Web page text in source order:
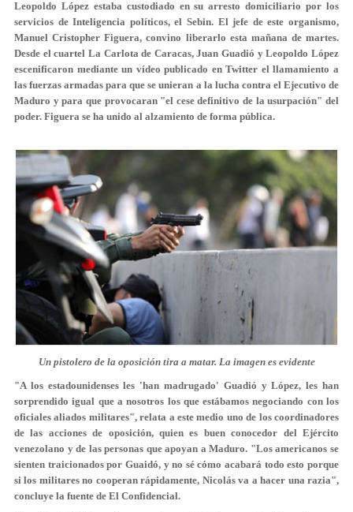
Leopoldo López estaba custodiado en su arresto domiciliario por los
servicios de Inteligencia políticos, el Sebin. El jefe de este organismo,
Manuel Cristopher Figuera, convino liberarlo esta mañana de martes.
Desde el cuartel La Carlota de Caracas, Juan Guadió y Leopoldo López
escenificaron mediante un vídeo publicado en Twitter el llamamiento a
las fuerzas armadas para que se unieran a la lucha contra el Ejecutivo de
Maduro y para que provocaran "el cese definitivo de la usurpación" del
poder. Figuera se ha unido al alzamiento de forma pública.
Un pistolero de la oposición tira a matar. La imagen es evidente
"A los estadounidenses les 'han madrugado' Guadió y López, les han
sorprendido igual que a nosotros los que estábamos negociando con los
oficiales aliados militares", relata a este medio uno de los coordinadores
de las acciones de oposición, quien es buen conocedor del Ejército
venezolano y de las personas que apoyan a Maduro. "Los americanos se
sienten traicionados por Guaidó,y no sé cómo acabará todo esto porque
si los militares no cooperan rápidamente, Nicolás va a hacer una razia",
concluye la fuente de El Confidencial.